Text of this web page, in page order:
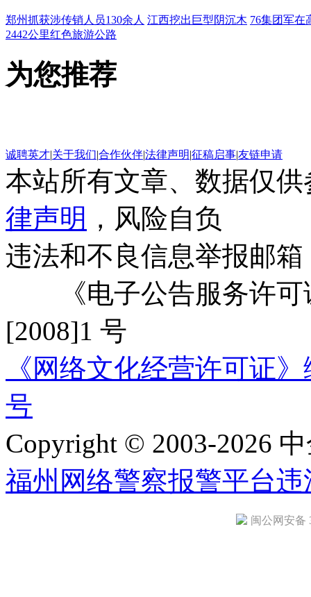
郑州抓获涉传销人员130余人 江西挖出巨型阴沉木 76集团军在
2442公里红色旅游公路
为您推荐
诚聘英才|关于我们|合作伙伴|法律声明|征稿启事|友链申请
本站所有文章、数据仅
律声明 ，风险自负
违法和不良信息举报邮箱
《电子公告服务许可
[2008]1 号
《网络文化经营许可证
号
Copyright © 2003-2026
福州网络警察报警平台违
闽公网安备